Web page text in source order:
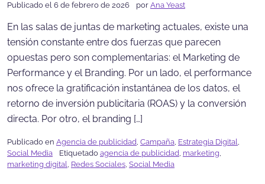
Publicado el 6 de febrero de 2026 por Ana Yeast
En las salas de juntas de marketing actuales, existe una
tensión constante entre dos fuerzas que parecen
opuestas pero son complementarias: el Marketing de
Performance y el Branding. Por un lado, el performance
nos ofrece la gratificación instantánea de los datos, el
retorno de inversión publicitaria (ROAS) y la conversión
directa. Por otro, el branding […]
Publicado en Agencia de publicidad, Campaña, Estrategia Digital,
Social Media
Etiquetado agencia de publicidad, marketing,
marketing digital, Redes Sociales, Social Media